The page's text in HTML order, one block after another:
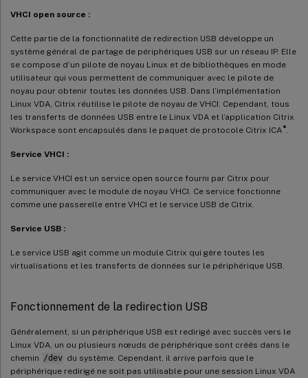
VHCI open source :
Cette partie de la fonctionnalité de redirection USB développe un
système général de partage de périphériques USB sur un réseau IP. Elle
se compose d’un pilote de noyau Linux et de bibliothèques en mode
utilisateur qui vous permettent de communiquer avec le pilote de
noyau pour obtenir toutes les données USB. Dans l’implémentation
Linux VDA, Citrix réutilise le pilote de noyau de VHCI. Cependant, tous
les transferts de données USB entre le Linux VDA et l’application Citrix
Workspace sont encapsulés dans le paquet de protocole Citrix ICA ®.
Service VHCI :
Le service VHCI est un service open source fourni par Citrix pour
communiquer avec le module de noyau VHCI. Ce service fonctionne
comme une passerelle entre VHCI et le service USB de Citrix.
Service USB :
Le service USB agit comme un module Citrix qui gère toutes les
virtualisations et les transferts de données sur le périphérique USB.
Fonctionnement de la redirection USB
Généralement, si un périphérique USB est redirigé avec succès vers le
Linux VDA, un ou plusieurs nœuds de périphérique sont créés dans le
chemin /dev du système. Cependant, il arrive parfois que le
périphérique redirigé ne soit pas utilisable pour une session Linux VDA